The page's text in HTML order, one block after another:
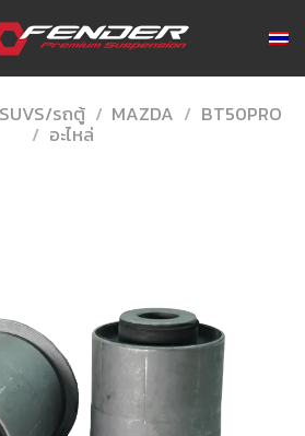
รถตู้ / MAZDA / BT50PRO
/ อะไหล่